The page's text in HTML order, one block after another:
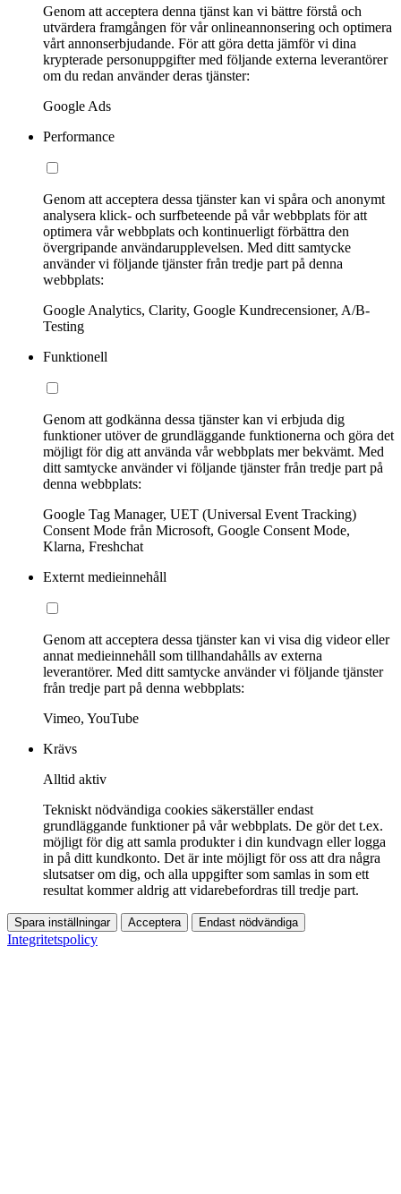
Genom att acceptera denna tjänst kan vi bättre förstå och
utvärdera framgången för vår onlineannonsering och optimera
vårt annonserbjudande. För att göra detta jämför vi dina
krypterade personuppgifter med följande externa leverantörer
om du redan använder deras tjänster:
Google Ads
Performance
Genom att acceptera dessa tjänster kan vi spåra och anonymt
analysera klick- och surfbeteende på vår webbplats för att
optimera vår webbplats och kontinuerligt förbättra den
övergripande användarupplevelsen. Med ditt samtycke
använder vi följande tjänster från tredje part på denna
webbplats:
Google Analytics, Clarity, Google Kundrecensioner, A/B-
Testing
Funktionell
Genom att godkänna dessa tjänster kan vi erbjuda dig
funktioner utöver de grundläggande funktionerna och göra det
möjligt för dig att använda vår webbplats mer bekvämt. Med
ditt samtycke använder vi följande tjänster från tredje part på
denna webbplats:
Google Tag Manager, UET (Universal Event Tracking)
Consent Mode från Microsoft, Google Consent Mode,
Klarna, Freshchat
Externt medieinnehåll
Genom att acceptera dessa tjänster kan vi visa dig videor eller
annat medieinnehåll som tillhandahålls av externa
leverantörer. Med ditt samtycke använder vi följande tjänster
från tredje part på denna webbplats:
Vimeo, YouTube
Krävs
Alltid aktiv
Tekniskt nödvändiga cookies säkerställer endast
grundläggande funktioner på vår webbplats. De gör det t.ex.
möjligt för dig att samla produkter i din kundvagn eller logga
in på ditt kundkonto. Det är inte möjligt för oss att dra några
slutsatser om dig, och alla uppgifter som samlas in som ett
resultat kommer aldrig att vidarebefordras till tredje part.
Spara inställningar Acceptera Endast nödvändiga
Integritetspolicy